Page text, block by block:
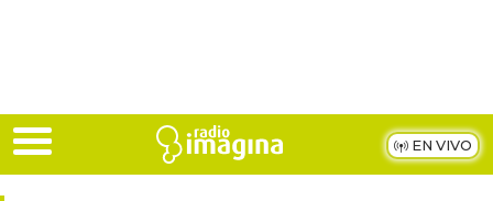
EN VIVO